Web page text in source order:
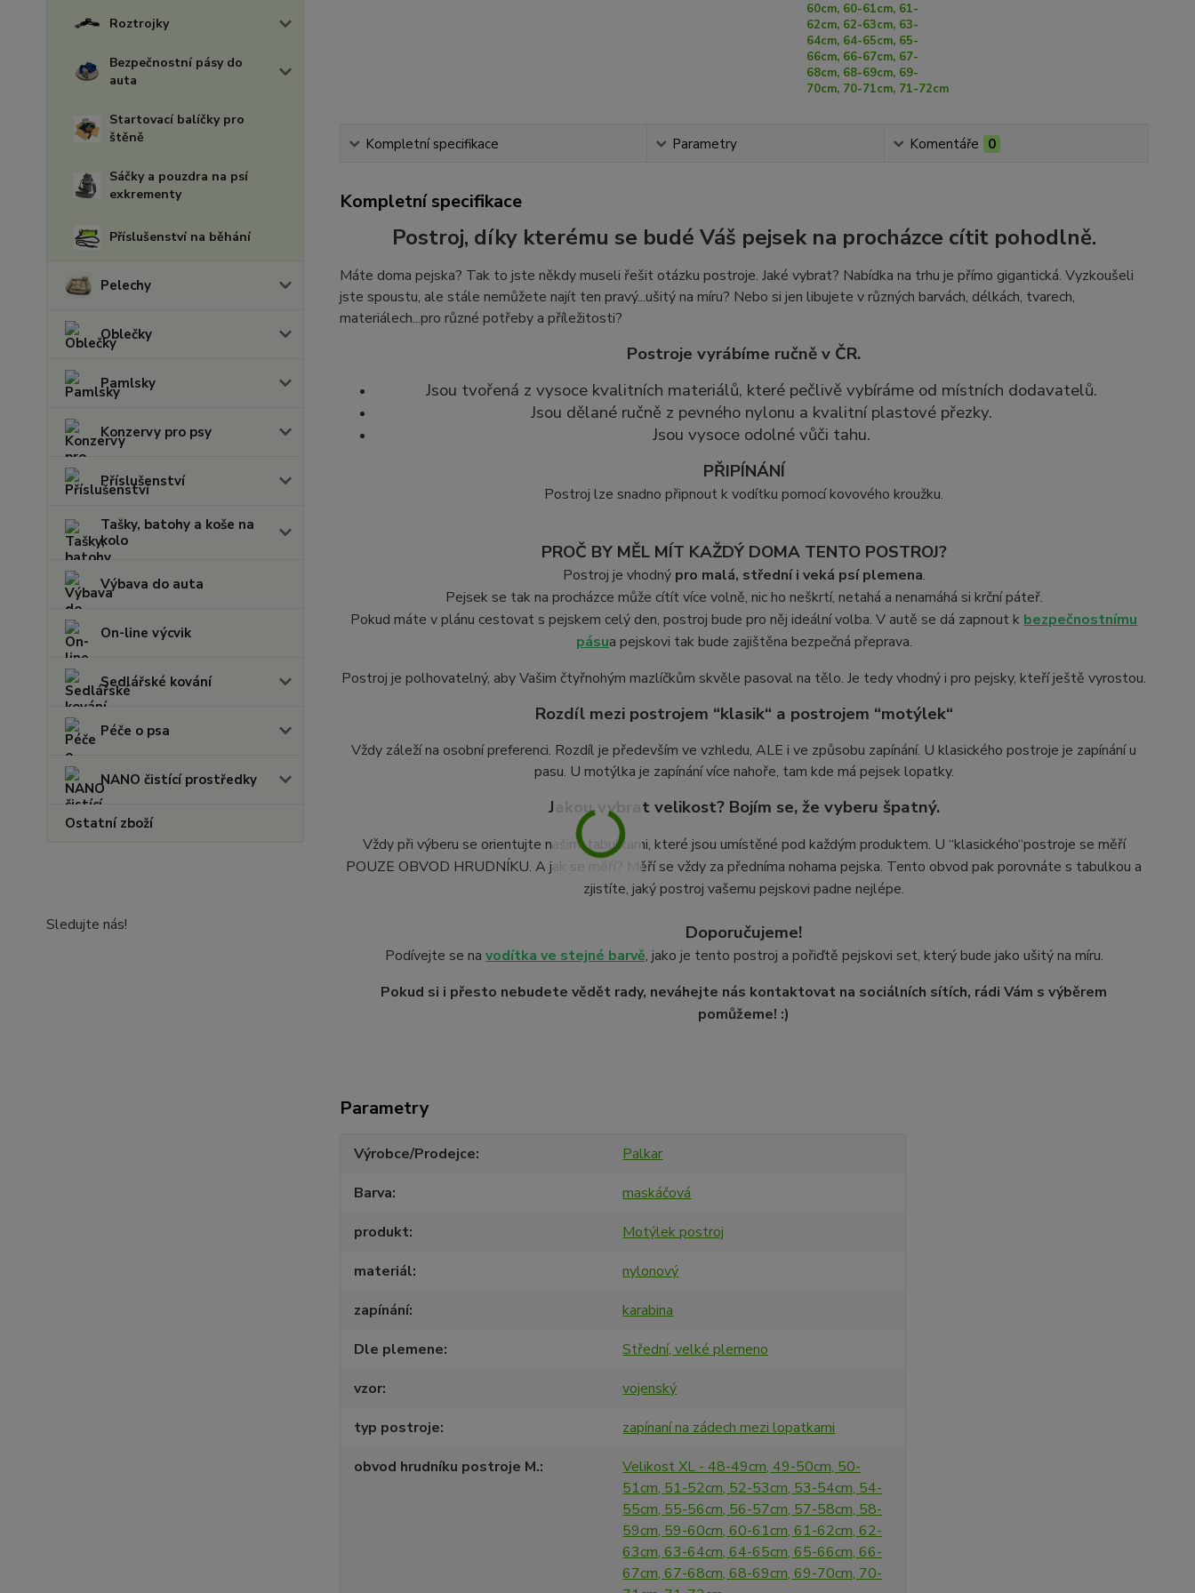
Roztrojky
Bezpečnostní pásy do
auta
Startovací balíčky pro
štěně
Sáčky a pouzdra na psí
exkrementy
Příslušenství na běhání
Pelechy
Oblečky
Pamlsky
Konzervy pro psy
Příslušenství
Tašky, batohy a koše na
kolo
Výbava do auta
On-line výcvik
Sedlářské kování
Péče o psa
NANO čistící prostředky
Ostatní zboží
Sledujte nás!
60cm, 60-61cm, 61-
62cm, 62-63cm, 63-
64cm, 64-65cm, 65-
66cm, 66-67cm, 67-
68cm, 68-69cm, 69-
70cm, 70-71cm, 71-72cm
Kompletní specifikace Parametry Komentáře 0
Kompletní specifikace
Postroj, díky kterému se budé Váš pejsek na procházce cítit pohodlně.
Máte doma pejska? Tak to jste někdy museli řešit otázku postroje. Jaké vybrat? Nabídka na trhu je přímo gigantická. Vyzkoušeli
jste spoustu, ale stále nemůžete najít ten pravý...ušitý na míru? Nebo si jen libujete v různých barvách, délkách, tvarech,
materiálech...pro různé potřeby a příležitosti?
Postroje vyrábíme ručně v ČR.
Jsou tvořená z vysoce kvalitních materiálů, které pečlivě vybíráme od místních dodavatelů.
Jsou dělané ručně z pevného nylonu a kvalitní plastové přezky.
Jsou vysoce odolné vůči tahu.
PŘIPÍNÁNÍ
Postroj lze snadno připnout k vodítku pomocí kovového kroužku.
PROČ BY MĚL MÍT KAŽDÝ DOMA TENTO POSTROJ?
Postroj je vhodný pro malá, střední i veká psí plemena.
Pejsek se tak na procházce může cítít více volně, nic ho neškrtí, netahá a nenamáhá si krční páteř.
Pokud máte v plánu cestovat s pejskem celý den, postroj bude pro něj ideální volba. V autě se dá zapnout k bezpečnostnímu
pásua pejskovi tak bude zajištěna bezpečná přeprava.
Postroj je polhovatelný, aby Vašim čtyřnohým mazlíčkům skvěle pasoval na tělo. Je tedy vhodný i pro pejsky, kteří ještě vyrostou.
Rozdíl mezi postrojem “klasik“ a postrojem “motýlek“
Vždy záleží na osobní preferenci. Rozdíl je především ve vzhledu, ALE i ve způsobu zapínání. U klasického postroje je zapínání u
pasu. U motýlka je zapínání více nahoře, tam kde má pejsek lopatky.
Jakou vybrat velikost? Bojím se, že vyberu špatný.
Vždy při výberu se orientujte našimi tabulkami, které jsou umístěné pod každým produktem. U “klasického“postroje se měří
POUZE OBVOD HRUDNÍKU. A jak se měří? Měří se vždy za předníma nohama pejska. Tento obvod pak porovnáte s tabulkou a
zjistíte, jaký postroj vašemu pejskovi padne nejlépe.
Doporučujeme!
Podívejte se na vodítka ve stejné barvě, jako je tento postroj a pořiďtě pejskovi set, který bude jako ušitý na míru.
Pokud si i přesto nebudete vědět rady, neváhejte nás kontaktovat na sociálních sítích, rádi Vám s výběrem
pomůžeme! :)
Parametry
Výrobce/Prodejce
Palkar
Barva
maskáčová
produkt
Motýlek postroj
materiál
nylonový
zapínání
karabina
Dle plemene
Střední, velké plemeno
vzor
vojenský
typ postroje
zapínaní na zádech mezi lopatkami
obvod hrudníku postroje M.
Velikost XL - 48-49cm, 49-50cm, 50-
51cm, 51-52cm, 52-53cm, 53-54cm, 54-
55cm, 55-56cm, 56-57cm, 57-58cm, 58-
59cm, 59-60cm, 60-61cm, 61-62cm, 62-
63cm, 63-64cm, 64-65cm, 65-66cm, 66-
67cm, 67-68cm, 68-69cm, 69-70cm, 70-